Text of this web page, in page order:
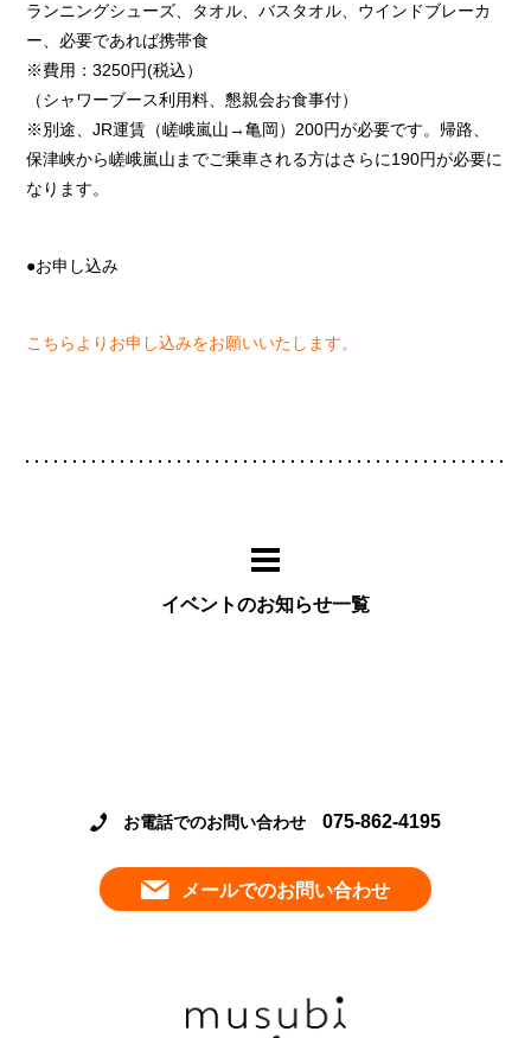
ランニングシューズ、タオル、バスタオル、ウインドブレーカ
ー、必要であれば携帯食
※費用：3250円(税込）
（シャワーブース利用料、懇親会お食事付）
※別途、JR運賃（嵯峨嵐山→亀岡）200円が必要です。帰路、
保津峡から嵯峨嵐山までご乗車される方はさらに190円が必要に
なります。
●お申し込み
こちらよりお申し込みをお願いいたします。
イベントのお知らせ一覧
お電話でのお問い合わせ 075-862-4195
メールでのお問い合わせ